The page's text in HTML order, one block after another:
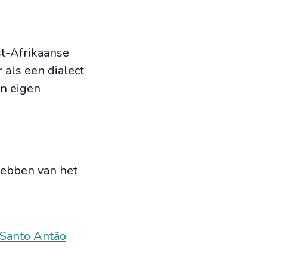
Afrikaanse
als een dialect
eigen
van het
Santo Antão